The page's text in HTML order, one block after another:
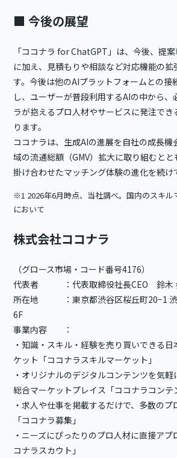
■ 今後の展望
「ココナラ for ChatGPT」は、今後、提
に加え、見積もりや相談など対応機能の拡
す。今後は他のAIプラットフォームとの接
し、ユーザーが普段利用するAIの中から、
ラが抱えるプロ人材やサービスに発注でき
ります。
ココナラは、生成AIの進展を自社の成長機
域の流通総額（GMV）拡大に取り組むと
掛け合わせたマッチング体験の進化を続け
※1 2026年6月時点、当社調べ。国内のスキル
において
株式会社ココナラ
（グロース市場・コード番号4176）
代表者 ：代表取締役社長CEO 鈴木
所在地 ：東京都渋谷区桜丘町20−1 渋
6F
事業内容 ：
・知識・スキル・経験を売り買いできる
ケット「ココナラスキルマーケット」
・オリジナルのデジタルコンテンツを気
総合マーケットプレイス「ココナラコンテ
・求人や仕事を掲載するだけで、多数のプ
「ココナラ募集」
・ニーズにぴったりのプロ人材に直接アプ
コナラスカウト」